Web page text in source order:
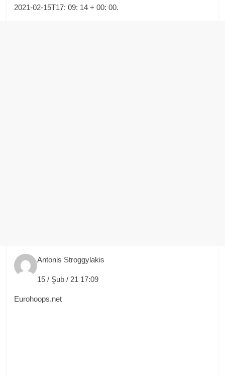
2021-02-15T17: 09: 14 + 00: 00.
Antonis Stroggylakis
15 / Şub / 21 17:09
Eurohoops.net